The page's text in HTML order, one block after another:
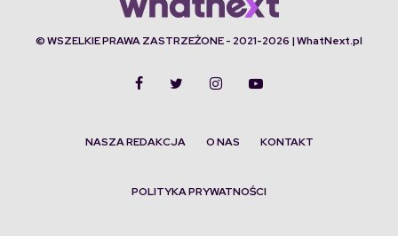
© WSZELKIE PRAWA ZASTRZEŻONE - 2021-2026 | WhatNext.pl
NASZA REDAKCJA O NAS KONTAKT
POLITYKA PRYWATNOŚCI